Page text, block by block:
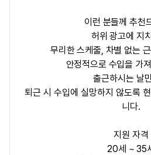
이런 분들께 추천
허위 광고에 지
무리한 스케줄, 차별 없는
안정적으로 수입을 가
출근하시는 날
퇴근 시 수입에 실망하지 않도록
니다.
지원 자격
20세 ~ 35